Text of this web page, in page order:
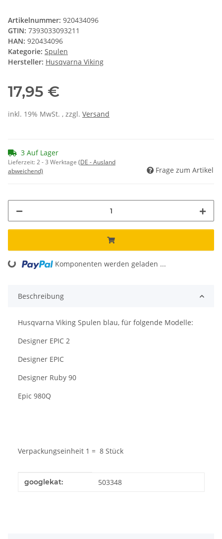
Artikelnummer: 920434096
GTIN: 7393033093211
HAN: 920434096
Kategorie: Spulen
Hersteller: Husqvarna Viking
17,95 €
inkl. 19% MwSt. , zzgl. Versand
3 Auf Lager
Lieferzeit:2 - 3 Werktage (DE - Ausland
abweichend)
Frage zum Artikel
Loading... Komponenten werden geladen ...
Beschreibung
Husqvarna Viking Spulen blau, für folgende Modelle:
Designer EPIC 2
Designer EPIC
Designer Ruby 90
Epic 980Q
Verpackungseinheit 1 = 8 Stück
Produkteigenschaft
Wert
googlekat: 503348